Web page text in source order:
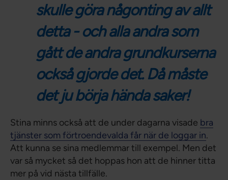
skulle göra någonting av allt
detta - och alla andra som
gått de andra grundkurserna
också gjorde det. Då måste
det ju börja hända saker!
Stina minns också att de under dagarna visade bra
tjänster som förtroendevalda får när de loggar in.
Att kunna se sina medlemmar till exempel. Men det
var så mycket så det hoppas hon att de hinner titta
mer på vid nästa tillfälle.